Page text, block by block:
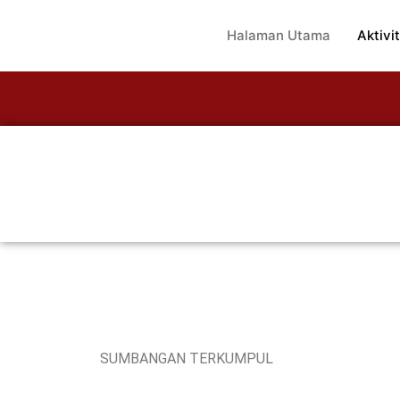
Halaman Utama
SUMBANGAN TERKUMPUL